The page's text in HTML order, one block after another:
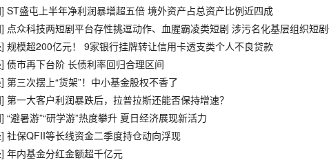
ST盛屯上半年净利润暴增超五倍 境外资产占总资产比例近四成
点众科技两短剧平台存性挑逗动作、血腥霸凌类短剧 涉污名化基层组织短
规模超200亿元！ 9家银行挂牌转让信用卡透支类个人不良贷款
债市再下台阶 长债利率回归合理区间
第三次摆上“货架”！中小基金股权不香了
第一大客户利润暴跌后，拉普拉斯还能否保持增速？
“避暑游”“研学游”热度攀升 夏日经济展现新活力
社保QFII等长线资金二季度持仓动向浮现
年内基金分红金额超千亿元